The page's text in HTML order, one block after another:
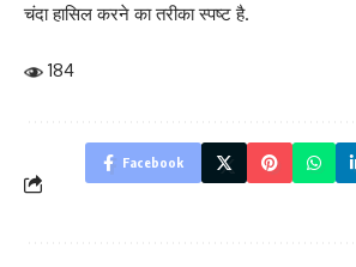
चंदा हासिल करने का तरीका स्पष्ट है.
184
Facebook